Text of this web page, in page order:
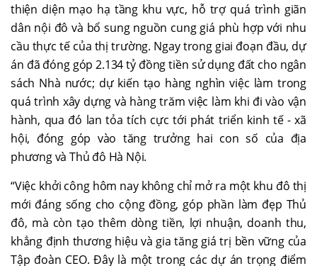
thiện diện mạo hạ tầng khu vực, hỗ trợ quá trình giãn
dân nội đô và bổ sung nguồn cung giá phù hợp với nhu
cầu thực tế của thị trường. Ngay trong giai đoạn đầu, dự
án đã đóng góp 2.134 tỷ đồng tiền sử dụng đất cho ngân
sách Nhà nước; dự kiến tạo hàng nghìn việc làm trong
quá trình xây dựng và hàng trăm việc làm khi đi vào vận
hành, qua đó lan tỏa tích cực tới phát triển kinh tế - xã
hội, đóng góp vào tăng trưởng hai con số của địa
phương và Thủ đô Hà Nội.
“Việc khởi công hôm nay không chỉ mở ra một khu đô thị
mới đáng sống cho cộng đồng, góp phần làm đẹp Thủ
đô, mà còn tạo thêm dòng tiền, lợi nhuận, doanh thu,
khẳng định thương hiệu và gia tăng giá trị bền vững của
Tập đoàn CEO. Đây là một trong các dự án trọng điểm